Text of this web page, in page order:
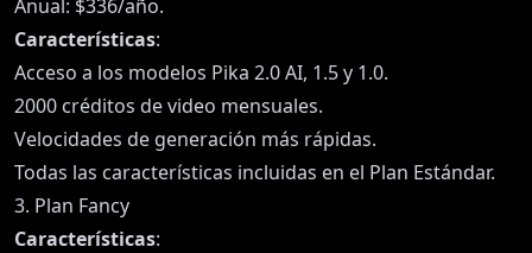
Anual: $336/año.
Características:
Acceso a los modelos Pika 2.0 AI, 1.5 y 1.0.
2000 créditos de video mensuales.
Velocidades de generación más rápidas.
Todas las características incluidas en el Plan Estándar.
3. Plan Fancy
Características: